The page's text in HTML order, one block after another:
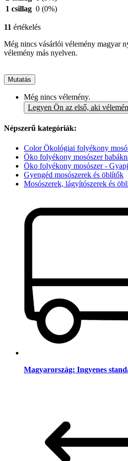
1 csillag 0 (0%)
11 értékelés
Még nincs vásárlói vélemény magyar
vélemény más nyelven.
Mutatás
Még nincs vélemény.
Legyen Ön az első, aki
Népszerű kategóriák:
Color Ökológiai folyékony
Öko folyékony mosószer
Öko folyékony mosószer -
Gyengéd mosószerek és öblítők
Mosószerek, lágyítószerek és
Magyarország: Ingyenes